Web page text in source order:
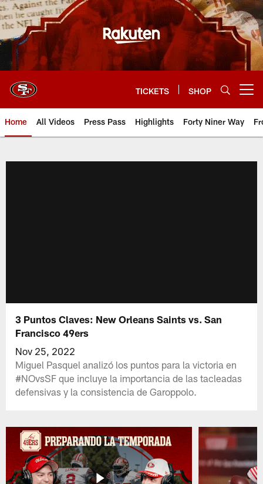
Skip
to
main
content
TICKETS SHOP
Home All Videos Press Pass Highlights Forty Niner Way
3 Puntos Claves: New Orleans Saints vs. San
Francisco 49ers
Nov 25, 2022
Miguel Pasquel analizó los puntos para la victoria en
#NOvsSF que incluye la importancia de las tacleadas
defensivas y la consistencia de Garoppolo.